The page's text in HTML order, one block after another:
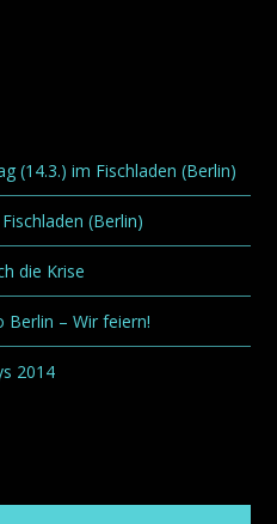
(14.3.) im Fischladen (Berlin)
(Berlin)
die Krise
Berlin – Wir feiern!
2014